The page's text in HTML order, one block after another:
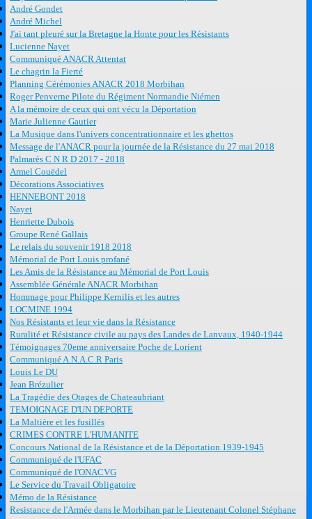
André Gondet
André Michel
J'ai tant pleuré sur la Bretagne la Honte pour les Résistants
Lucienne Nayet
Communiqué ANACR Attentat
Le chagrin la Fierté
Planning Cérémonies ANACR 2018 Morbihan
Roger Penverne Pilote du Régiment Normandie Niémen
A la mémoire de ceux qui ont vécu la Déportation
Marie Julienne Gautier
La Musique dans l'univers concentrationnaire et les ghettos
Message de l'ANACR pour la journée de la Résistance du 27 mai 2018
Palmarès C N R D 2017 - 2018
Armel Couëdel
Décorations Associatives
HENNEBONT 2018
Nayet
Henriette Dubois
Groupe René Gallais
Le relais du souvenir 1918 2018
Mémorial de Port Louis profané
Les Amis de la Résistance au Mémorial de Port Louis
Assemblée Générale ANACR Morbihan
Hommage pour Philippe Kernilis et les autres
LOCMINE 1994
Nos Résistants et leur vie dans la Résistance
Ruralité et Résistance civile au pays des Landes de Lanvaux, 1940-1944
Témoignages 70eme anniversaire Poche de Lorient
Communiqué A.N.A.C.R Paris
Louis Le DU
Jean Brézulier
La Tragédie des Otages de Chateaubriant
TEMOIGNAGE D'UN DEPORTE
La Maltière et les fusillés
CRIMES CONTRE L'HUMANITE
Concours National de la Résistance et de la Déportation 1939-1945
Communiqué de l'UFAC
Communiqué de l'ONACVG
Le Service du Travail Obligatoire
Mémo de la Résistance
Resistance de l'Armée dans le Morbihan par le Lieutenant Colonel Stéphane